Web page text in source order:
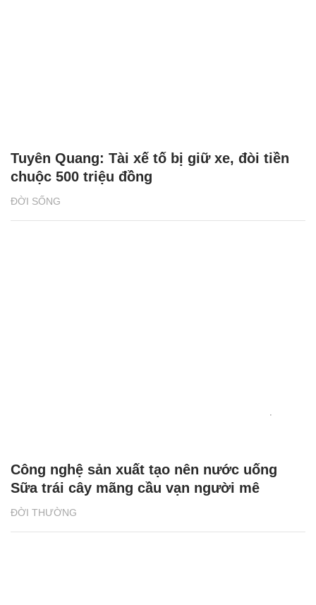
ĐỜI SỐNG
Tuyên Quang: Tài xế tố bị giữ xe, đòi tiền
chuộc 500 triệu đồng
ĐỜI THƯỜNG
Công nghệ sản xuất tạo nên nước uống
Sữa trái cây mãng cầu vạn người mê